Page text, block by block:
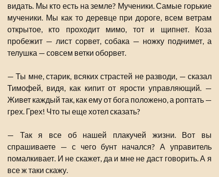
видать. Мы кто есть на земле? Мученики. Самые горькие
мученики. Мы как то деревце при дороге, всем ветрам
открытое, кто проходит мимо, тот и щипнет. Коза
пробежит — лист сорвет, собака — ножку поднимет, а
телушка — совсем ветки оборвет.
— Ты мне, старик, всяких страстей не разводи, — сказал
Тимофей, видя, как кипит от ярости управляющий. —
Живет каждый так, как ему от бога положено, а роптать —
грех. Грех! Что ты еще хотел сказать?
— Так я все об нашей плакучей жизни. Вот вы
спрашиваете — с чего бунт начался? А управитель
помалкивает. И не скажет, да и мне не даст говорить. А я
все ж таки скажу.